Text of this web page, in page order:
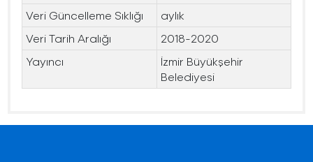
Veri Güncelleme Sıklığı
aylık
Veri Tarih Aralığı
2018-2020
Yayıncı
İzmir Büyükşehir
Belediyesi